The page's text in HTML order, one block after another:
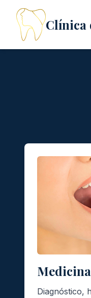
Clínica
Diagnóstico,